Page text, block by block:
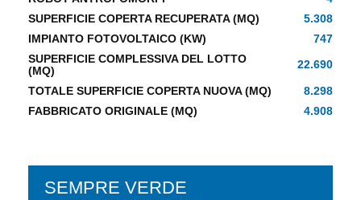
SUPERFICIE COPERTA RECUPERATA (MQ)
5.308
IMPIANTO FOTOVOLTAICO (KW)
747
SUPERFICIE COMPLESSIVA DEL LOTTO
(MQ)
22.690
TOTALE SUPERFICIE COPERTA NUOVA (MQ)
8.298
FABBRICATO ORIGINALE (MQ)
4.908
SEMPRE VERDE